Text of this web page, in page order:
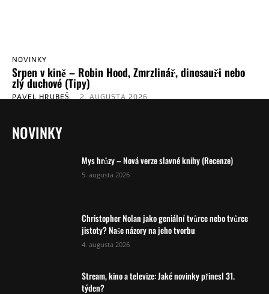
NOVINKY
Srpen v kině – Robin Hood, Zmrzlinář, dinosauři nebo
zlý duchové (Tipy)
PAVEL HRUBEŠ - 2. AUGUSTA 2026
NOVINKY
Mys hrůzy – Nová verze slavné knihy (Recenze)
5. augusta 2026
Christopher Nolan jako geniální tvůrce nebo tvůrce
jistoty? Naše názory na jeho tvorbu
4. augusta 2026
Stream, kino a televize: Jaké novinky přinesl 31.
týden?